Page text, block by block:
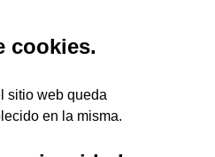
cookies.
sitio web queda
en la misma.